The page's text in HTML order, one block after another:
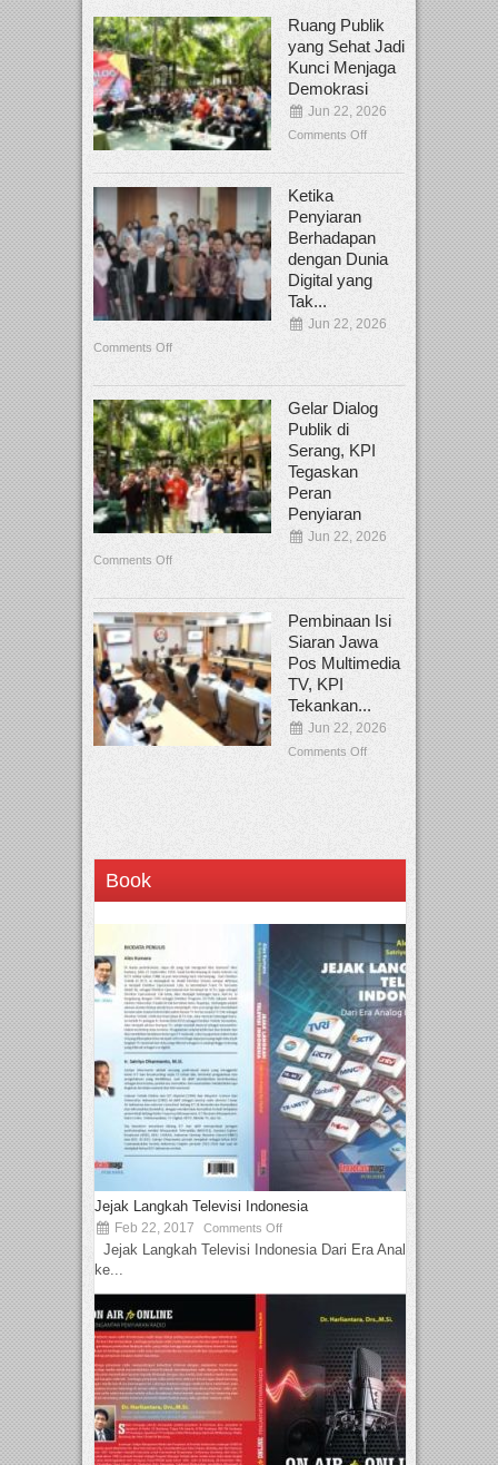
Ruang Publik
yang Sehat Jadi
Kunci Menjaga
Demokrasi
Jun 22, 2026
Comments Off
Ketika
Penyiaran
Berhadapan
dengan Dunia
Digital yang
Tak...
Jun 22, 2026
Comments Off
Gelar Dialog
Publik di
Serang, KPI
Tegaskan
Peran
Penyiaran
Jun 22, 2026
Comments Off
Pembinaan Isi
Siaran Jawa
Pos Multimedia
TV, KPI
Tekankan...
Jun 22, 2026
Comments Off
Book
Jejak Langkah Televisi Indonesia
Feb 22, 2017 Comments Off
Jejak Langkah Televisi Indonesia Dari Era Analog
ke...